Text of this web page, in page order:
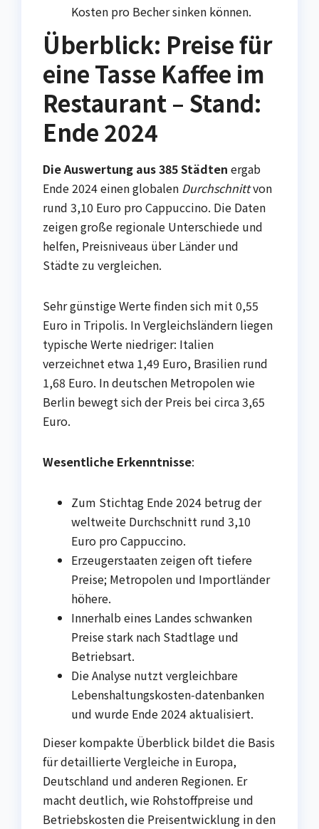
Kosten pro Becher sinken können.
Überblick: Preise für
eine Tasse Kaffee im
Restaurant – Stand:
Ende 2024
Die Auswertung aus 385 Städten ergab
Ende 2024 einen globalen Durchschnittvon
rund 3,10 Euro pro Cappuccino. Die Daten
zeigen große regionale Unterschiede und
helfen, Preisniveaus über Länder und
Städte zu vergleichen.
Sehr günstige Werte finden sich mit 0,55
Euro in Tripolis. In Vergleichsländern liegen
typische Werte niedriger: Italien
verzeichnet etwa 1,49 Euro, Brasilien rund
1,68 Euro. In deutschen Metropolen wie
Berlin bewegt sich der Preis bei circa 3,65
Euro.
Wesentliche Erkenntnisse:
Zum Stichtag Ende 2024 betrug der
weltweite Durchschnitt rund 3,10
Euro pro Cappuccino.
Erzeugerstaaten zeigen oft tiefere
Preise; Metropolen und Importländer
höhere.
Innerhalb eines Landes schwanken
Preise stark nach Stadtlage und
Betriebsart.
Die Analyse nutzt vergleichbare
Lebenshaltungskosten‑datenbanken
und wurde Ende 2024 aktualisiert.
Dieser kompakte Überblick bildet die Basis
für detaillierte Vergleiche in Europa,
Deutschland und anderen Regionen. Er
macht deutlich, wie Rohstoffpreise und
Betriebskosten die Preisentwicklung in den